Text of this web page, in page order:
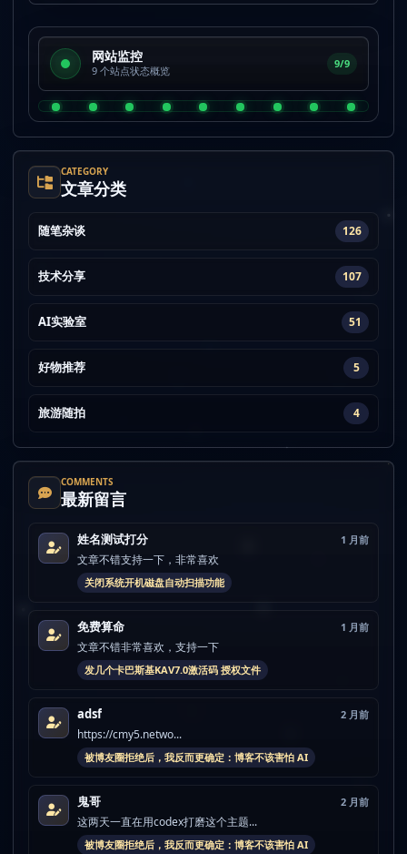
网站监控
9 个站点状态概览
9/9
CATEGORY
文章分类
随笔杂谈 126
技术分享 107
AI实验室 51
好物推荐 5
旅游随拍 4
COMMENTS
最新留言
姓名测试打分 1 月前
文章不错支持一下，非常喜欢
关闭系统开机磁盘自动扫描功能
免费算命 1 月前
文章不错非常喜欢，支持一下
发几个卡巴斯基KAV7.0激活码 授权文件
adsf 2 月前
https://cmy5.netwo...
被博友圈拒绝后，我反而更确定：博客不该害怕 AI
鬼哥 2 月前
这两天一直在用codex打磨这个主题...
被博友圈拒绝后，我反而更确定：博客不该害怕 AI